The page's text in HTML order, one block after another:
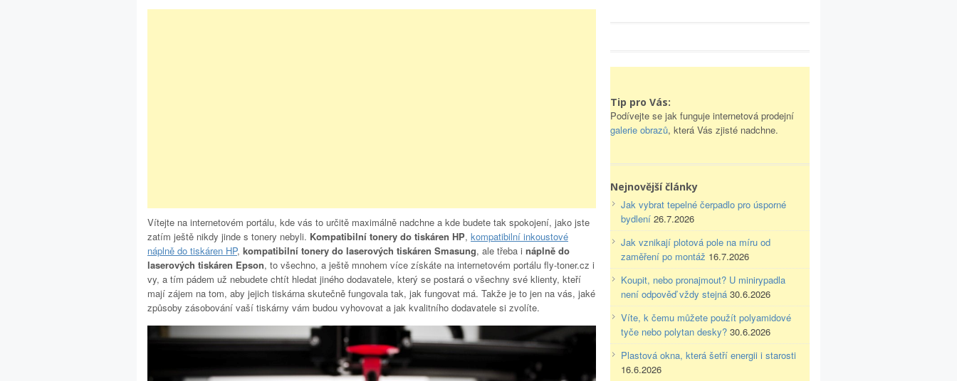
Vítejte na internetovém portálu, kde vás to určitě maximálně nadchne a kde budete tak spokojení, jako jste
zatím ještě nikdy jinde s tonery nebyli. Kompatibilní tonery do tiskáren HP, kompatibilní inkoustové
náplně do tiskáren HP, kompatibilní tonery do laserových tiskáren Smasung, ale třeba i náplně do
laserových tiskáren Epson, to všechno, a ještě mnohem více získáte na internetovém portálu fly-toner.cz i
vy, a tím pádem už nebudete chtít hledat jiného dodavatele, který se postará o všechny své klienty, kteří
mají zájem na tom, aby jejich tiskárna skutečně fungovala tak, jak fungovat má. Takže je to jen na vás, jaké
způsoby zásobování vaší tiskárny vám budou vyhovovat a jak kvalitního dodavatele si zvolíte.
Tip pro Vás:
Podívejte se jak funguje internetová prodejní
galerie obrazů, která Vás zjisté nadchne.
Nejnovější články
Jak vybrat tepelné čerpadlo pro úsporné
bydlení 26.7.2026
Jak vznikají plotová pole na míru od
zaměření po montáž 16.7.2026
Koupit, nebo pronajmout? U minirypadla
není odpověď vždy stejná 30.6.2026
Víte, k čemu můžete použít polyamidové
tyče nebo polytan desky? 30.6.2026
Plastová okna, která šetří energii i starosti
16.6.2026